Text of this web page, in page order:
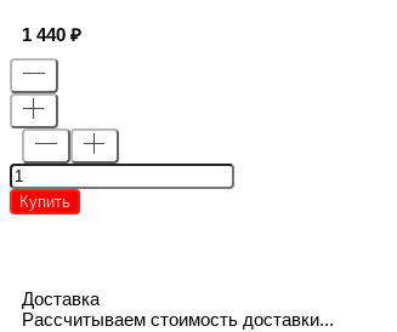
1 440
Купить
Доставка
Рассчитываем стоимость доставки...